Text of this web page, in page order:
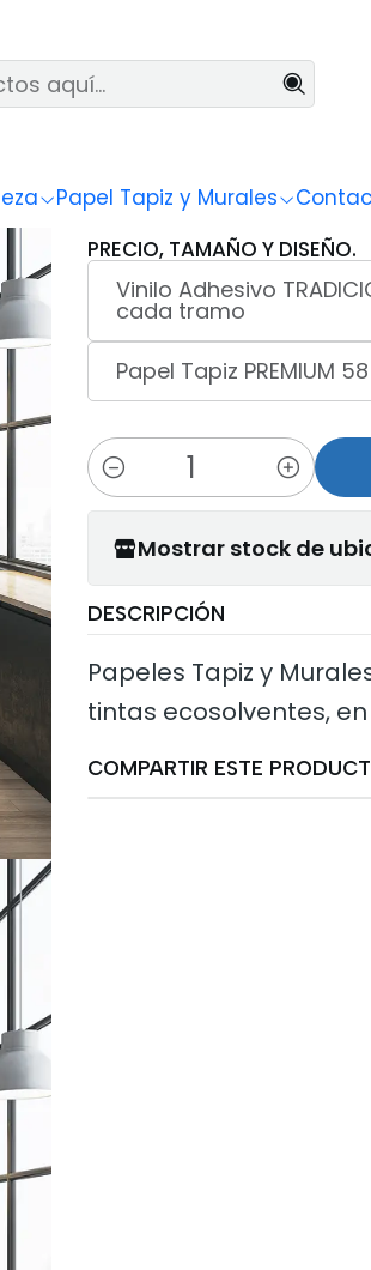
Papel Tapiz y Murales
|
PRECIO, TAMAÑO Y DISEÑO.
Vinilo Adhesivo
cada tramo
Papel Tapiz PREMIUM
Cantidad
Mostrar stock de
DESCRIPCIÓN
Papeles Tapiz y
tintas ecosolventes,
COMPARTIR ESTE